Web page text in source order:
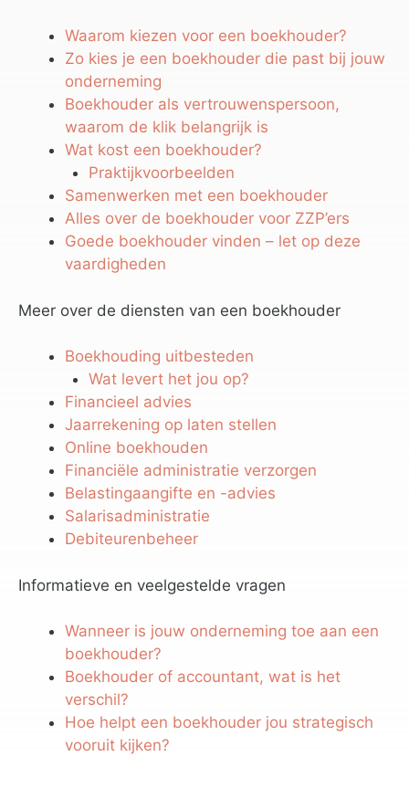
Waarom kiezen voor een boekhouder?
Zo kies je een boekhouder die past bij jouw
onderneming
Boekhouder als vertrouwenspersoon,
waarom de klik belangrijk is
Wat kost een boekhouder?
Praktijkvoorbeelden
Samenwerken met een boekhouder
Alles over de boekhouder voor ZZP’ers
Goede boekhouder vinden – let op deze
vaardigheden
Meer over de diensten van een boekhouder
Boekhouding uitbesteden
Wat levert het jou op?
Financieel advies
Jaarrekening op laten stellen
Online boekhouden
Financiële administratie verzorgen
Belastingaangifte en -advies
Salarisadministratie
Debiteurenbeheer
Informatieve en veelgestelde vragen
Wanneer is jouw onderneming toe aan een
boekhouder?
Boekhouder of accountant, wat is het
verschil?
Hoe helpt een boekhouder jou strategisch
vooruit kijken?